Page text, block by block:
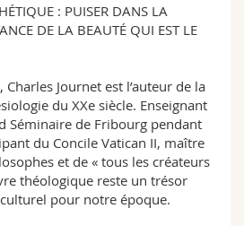
: PUISER DANS LA
DE LA BEAUTÉ QUI EST LE
Journet est l’auteur de la
du XXe siècle. Enseignant
Séminaire de Fribourg pendant
du Concile Vatican II, maître
et de « tous les créateurs
théologique reste un trésor
pour notre époque.